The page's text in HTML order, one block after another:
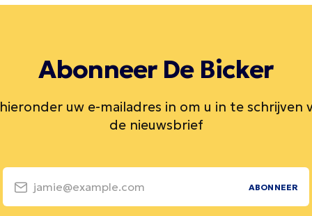
Abonneer De Bicker
uw e-mailadres in om u in te schrijven
de nieuwsbrief
jamie@example.com ABONNEER